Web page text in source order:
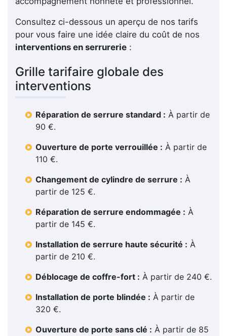
Consultez ci-dessous un aperçu de nos tarifs
pour vous faire une idée claire du coût de nos
interventions en serrurerie :
Grille tarifaire globale des
interventions
Réparation de serrure standard : À partir de
90 €.
Ouverture de porte verrouillée : À partir de
110 €.
Changement de cylindre de serrure : À
partir de 125 €.
Réparation de serrure endommagée : À
partir de 145 €.
Installation de serrure haute sécurité : À
partir de 210 €.
Déblocage de coffre-fort : À partir de 240 €.
Installation de porte blindée : À partir de
320 €.
Ouverture de porte sans clé : À partir de 85